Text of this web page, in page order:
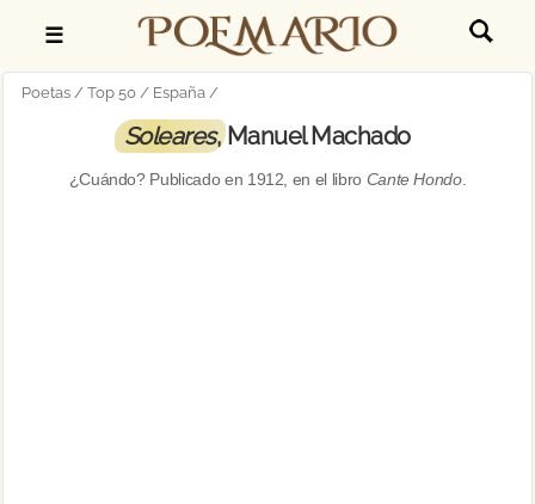
☰
Poetas Top 50 España
Soleares, Manuel Machado
¿Cuándo? Publicado en 1912 , en el libro Cante Hondo.